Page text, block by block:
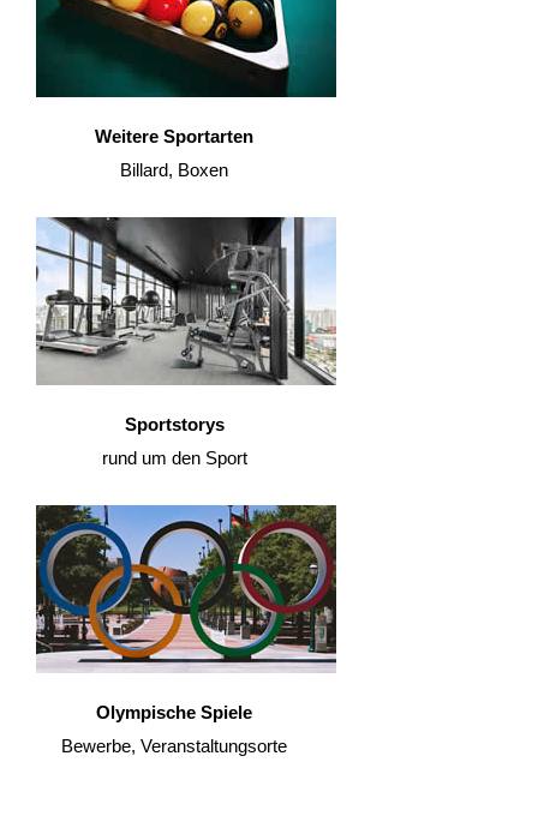
Weitere Sportarten
Billard, Boxen
Sportstorys
rund um den Sport
Olympische Spiele
Bewerbe, Veranstaltungsorte